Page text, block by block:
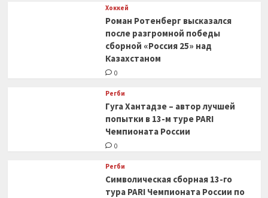
Хоккей
Роман Ротенберг высказался
после разгромной победы
сборной «Россия 25» над
Казахстаном
0
Регби
Гуга Хантадзе – автор лучшей
попытки в 13-м туре PARI
Чемпионата России
0
Регби
Символическая сборная 13-го
тура PARI Чемпионата России по